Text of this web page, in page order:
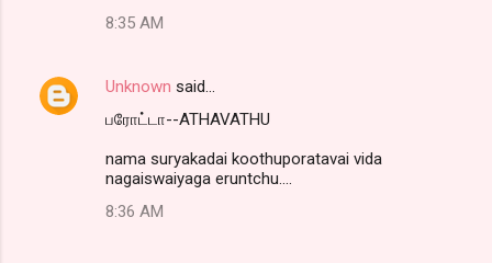
8:35 AM
Unknown said…
பரோட்டா--ATHAVATHU
nama suryakadai koothuporatavai vida
nagaiswaiyaga eruntchu....
8:36 AM